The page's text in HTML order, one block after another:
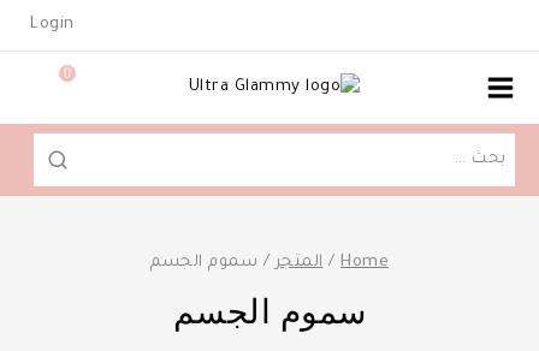
Login
0
البحث
Home
/ المتجر / سموم الجسم
سموم الجسم